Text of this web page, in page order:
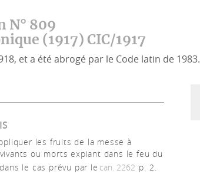
N° 809
(1917) CIC/1917
et a été abrogé par le Code latin de 1983.
les fruits de la messe à
ou morts expiant dans le feu du
le cas prévu par le can. 2262 p. 2.